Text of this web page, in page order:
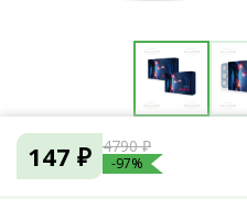
147 ₽ 4790 ₽
-97%